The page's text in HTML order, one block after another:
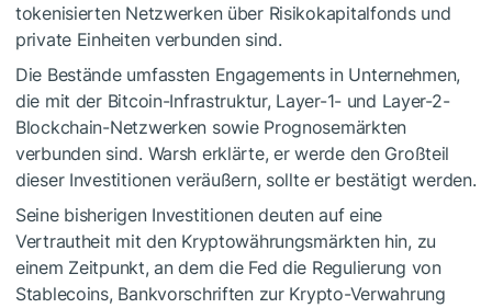
tokenisierten Netzwerken über Risikokapitalfonds und
private Einheiten verbunden sind.
Die Bestände umfassten Engagements in Unternehmen,
die mit der Bitcoin-Infrastruktur, Layer-1- und Layer-2-
Blockchain-Netzwerken sowie Prognosemärkten
verbunden sind. Warsh erklärte, er werde den Großteil
dieser Investitionen veräußern, sollte er bestätigt werden.
Seine bisherigen Investitionen deuten auf eine
Vertrautheit mit den Kryptowährungsmärkten hin, zu
einem Zeitpunkt, an dem die Fed die Regulierung von
Stablecoins, Bankvorschriften zur Krypto-Verwahrung